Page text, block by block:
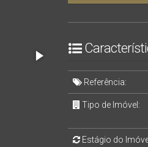
Referência:
Tipo de Imóvel:
Estágio do